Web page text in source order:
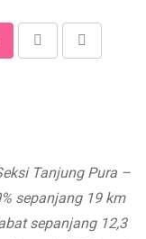
Print
Share
Tanjung Pura –
sepanjang 19 km
sepanjang 12,3